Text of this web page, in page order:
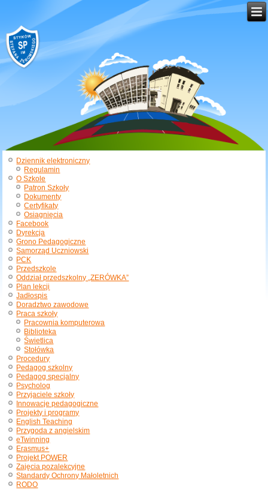
Dziennik elektroniczny
Regulamin
O Szkole
Patron Szkoły
Dokumenty
Certyfikaty
Osiągnięcia
Facebook
Dyrekcja
Grono Pedagogiczne
Samorząd Uczniowski
PCK
Przedszkole
Oddział przedszkolny „ZERÓWKA”
Plan lekcji
Jadłospis
Doradztwo zawodowe
Praca szkoły
Pracownia komputerowa
Biblioteka
Świetlica
Stołówka
Procedury
Pedagog szkolny
Pedagog specjalny
Psycholog
Przyjaciele szkoły
Innowacje pedagogiczne
Projekty i programy
English Teaching
Przygoda z angielskim
eTwinning
Erasmus+
Projekt POWER
Zajęcia pozalekcyjne
Standardy Ochrony Małoletnich
RODO